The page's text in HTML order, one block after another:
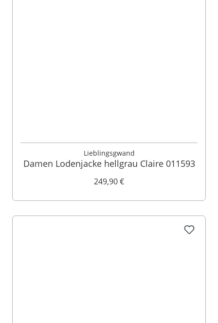
Lieblingsgwand
Damen Lodenjacke hellgrau Claire 011593
249,90 €